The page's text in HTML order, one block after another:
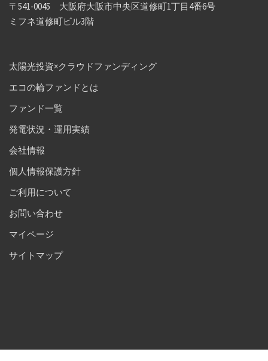
〒541-0045 大阪府大阪市中央区道修町1丁目4番6号
ミフネ道修町ビル3階
太陽光投資×クラウドファンディング
エコの輪ファンドとは
ファンド一覧
発電状況・運用実績
会社情報
個人情報保護方針
ご利用について
お問い合わせ
マイページ
サイトマップ